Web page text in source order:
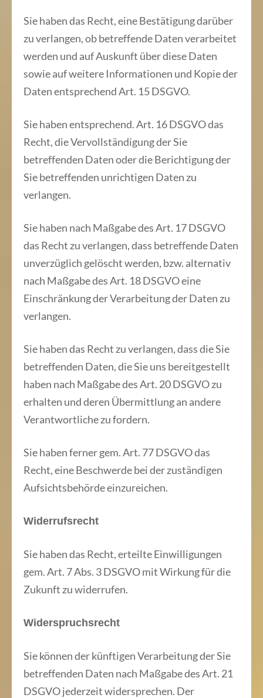
Sie haben das Recht, eine Bestätigung darüber
zu verlangen, ob betreffende Daten verarbeitet
werden und auf Auskunft über diese Daten
sowie auf weitere Informationen und Kopie der
Daten entsprechend Art. 15 DSGVO.
Sie haben entsprechend. Art. 16 DSGVO das
Recht, die Vervollständigung der Sie
betreffenden Daten oder die Berichtigung der
Sie betreffenden unrichtigen Daten zu
verlangen.
Sie haben nach Maßgabe des Art. 17 DSGVO
das Recht zu verlangen, dass betreffende Daten
unverzüglich gelöscht werden, bzw. alternativ
nach Maßgabe des Art. 18 DSGVO eine
Einschränkung der Verarbeitung der Daten zu
verlangen.
Sie haben das Recht zu verlangen, dass die Sie
betreffenden Daten, die Sie uns bereitgestellt
haben nach Maßgabe des Art. 20 DSGVO zu
erhalten und deren Übermittlung an andere
Verantwortliche zu fordern.
Sie haben ferner gem. Art. 77 DSGVO das
Recht, eine Beschwerde bei der zuständigen
Aufsichtsbehörde einzureichen.
Widerrufsrecht
Sie haben das Recht, erteilte Einwilligungen
gem. Art. 7 Abs. 3 DSGVO mit Wirkung für die
Zukunft zu widerrufen.
Widerspruchsrecht
Sie können der künftigen Verarbeitung der Sie
betreffenden Daten nach Maßgabe des Art. 21
DSGVO jederzeit widersprechen. Der